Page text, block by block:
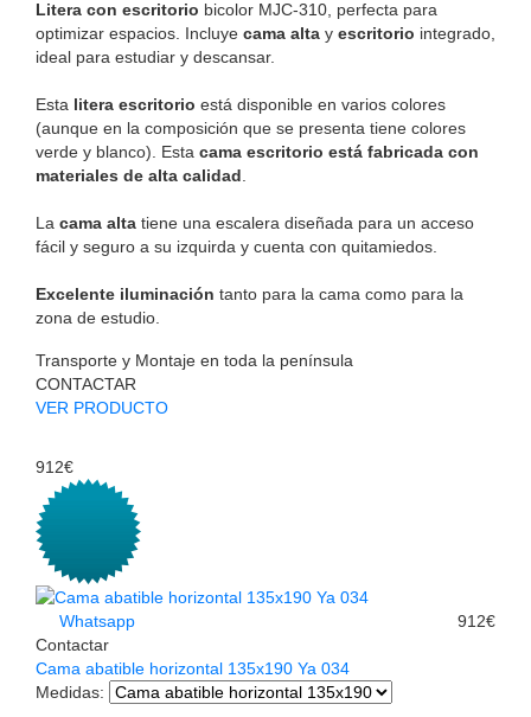
Litera con escritorio bicolor MJC-310, perfecta para
optimizar espacios. Incluye cama alta y escritorio integrado,
ideal para estudiar y descansar.
Esta litera escritorio está disponible en varios colores
(aunque en la composición que se presenta tiene colores
verde y blanco). Esta cama escritorio está fabricada con
materiales de alta calidad
La cama alta tiene una escalera diseñada para un acceso
fácil y seguro a su izquirda y cuenta con quitamiedos.
Excelente iluminación tanto para la cama como para la
zona de estudio.
Transporte y Montaje en toda la península
CONTACTAR
VER PRODUCTO
912€
Whatsapp
Contactar
912€
Cama abatible horizontal 135x190 Ya 034
Medidas: